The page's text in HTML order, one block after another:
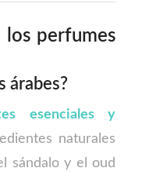
los perfumes
árabes?
esenciales y
naturales
sándalo y el oud